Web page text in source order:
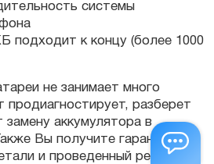
системы
подходит к концу (более 1000
не занимает много
продиагностирует, разберет
аккумулятора в
Вы получите гарантии от
и проведенный ремонт.